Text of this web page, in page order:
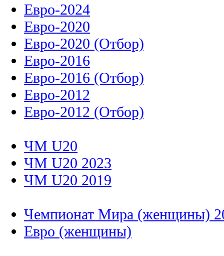
Евро-2024
Евро-2020
Евро-2020 (Отбор)
Евро-2016
Евро-2016 (Отбор)
Евро-2012
Евро-2012 (Отбор)
ЧМ U20
ЧМ U20 2023
ЧМ U20 2019
Чемпионат Мира (женщины)
Евро (женщины)